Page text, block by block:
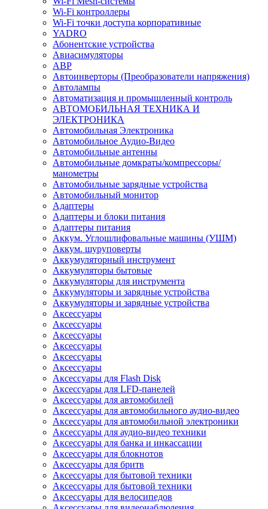
Wi-Fi контроллеры
Wi-Fi точки доступа корпоративные
YADRO
Абонентские устройства
Авиасимуляторы
АВР
Автоинверторы (Преобразователи напряжения)
Автолампы
Автоматизация и промышленный контроль
АВТОМОБИЛЬНАЯ ТЕХНИКА И
ЭЛЕКТРОНИКА
Автомобильная Электроника
Автомобильное Аудио-Видео
Автомобильные антенны
Автомобильные домкраты/компрессоры/
манометры
Автомобильные зарядные устройства
Автомобильный монитор
Адаптеры
Адаптеры и блоки питания
Адаптеры питания
Аккум. Углошлифовальные машины (УШМ)
Аккум. шуруповерты
Аккумуляторный инструмент
Аккумуляторы бытовые
Аккумуляторы для инструмента
Аккумуляторы и зарядные устройства
Аккумуляторы и зарядные устройства
Аксессуары
Аксессуары
Аксессуары
Аксессуары
Аксессуары
Аксессуары
Аксессуары для Flash Disk
Аксессуары для LFD-панелей
Аксессуары для автомобилей
Аксессуары для автомобильного аудио-видео
Аксессуары для автомобильной электроники
Аксессуары для аудио-видео техники
Аксессуары для банка и инкассации
Аксессуары для блокнотов
Аксессуары для бритв
Аксессуары для бытовой техники
Аксессуары для бытовой техники
Аксессуары для велосипедов